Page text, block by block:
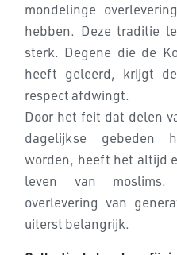
mondelinge
hebben. Deze traditie
sterk. Degene die de
heeft geleerd, krijgt
respect afdwingt.
Door het feit dat delen
dagelijkse gebeden
worden, heeft het altijd
leven van
overlevering van
uiterst belangrijk.